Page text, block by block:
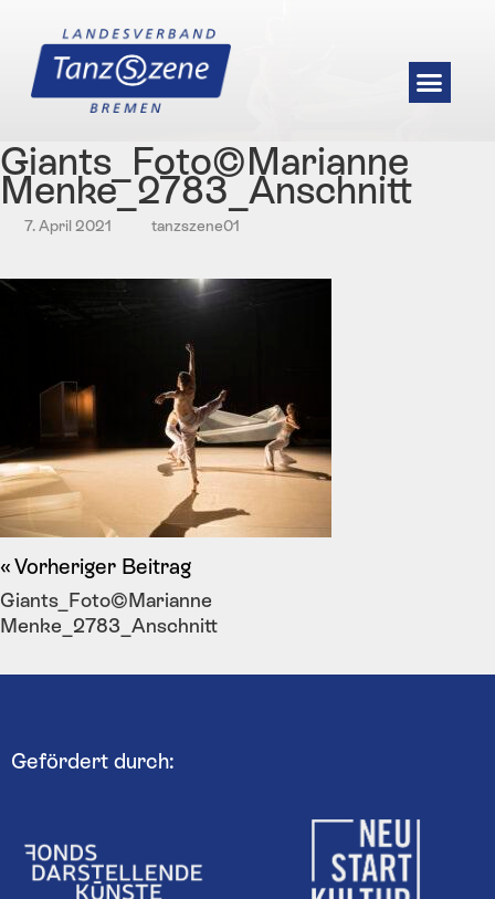
Giants_Foto©Marianne
Menke_2783_Anschnitt
7. April 2021 tanzszene01
Vorheriger Beitrag
Giants_Foto©Marianne
Menke_2783_Anschnitt
Gefördert durch: